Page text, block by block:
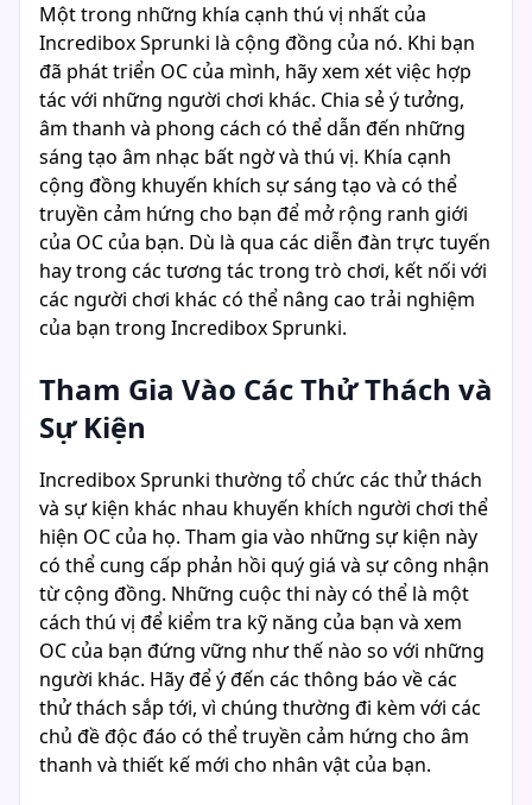
Một trong những khía cạnh thú vị nhất của
Incredibox Sprunki là cộng đồng của nó. Khi bạn
đã phát triển OC của mình, hãy xem xét việc hợp
tác với những người chơi khác. Chia sẻ ý tưởng,
âm thanh và phong cách có thể dẫn đến những
sáng tạo âm nhạc bất ngờ và thú vị. Khía cạnh
cộng đồng khuyến khích sự sáng tạo và có thể
truyền cảm hứng cho bạn để mở rộng ranh giới
của OC của bạn. Dù là qua các diễn đàn trực tuyến
hay trong các tương tác trong trò chơi, kết nối với
các người chơi khác có thể nâng cao trải nghiệm
của bạn trong Incredibox Sprunki.
Tham Gia Vào Các Thử Thách và
Sự Kiện
Incredibox Sprunki thường tổ chức các thử thách
và sự kiện khác nhau khuyến khích người chơi thể
hiện OC của họ. Tham gia vào những sự kiện này
có thể cung cấp phản hồi quý giá và sự công nhận
từ cộng đồng. Những cuộc thi này có thể là một
cách thú vị để kiểm tra kỹ năng của bạn và xem
OC của bạn đứng vững như thế nào so với những
người khác. Hãy để ý đến các thông báo về các
thử thách sắp tới, vì chúng thường đi kèm với các
chủ đề độc đáo có thể truyền cảm hứng cho âm
thanh và thiết kế mới cho nhân vật của bạn.